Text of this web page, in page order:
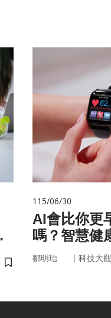
儲存書籤
115/06/30
AI會比你更
嗎？智慧健
來
鄒明珆 ｜ 科技大